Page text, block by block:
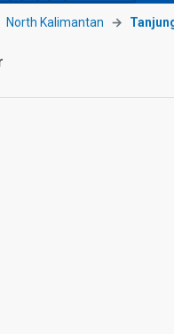
North Kalimantan